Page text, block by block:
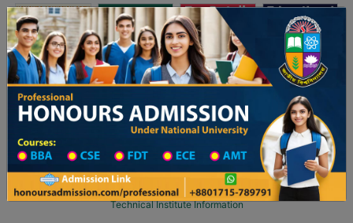
Toggle navigation অনার্স ভর্তি প্রফেশনাল অনার্স
Updates
২৬ শিক্ষাবর্ষের ১ম বর্ষের ভর্তি আবেদন বিজ্ঞপ্তি ঢাকা বিশ্ববিদ্যালয় ২০২৫-২৬ শিক্ষাবর্ষে
Technical Institute in Manikganj
Technical Institute List
Technical Institute Information